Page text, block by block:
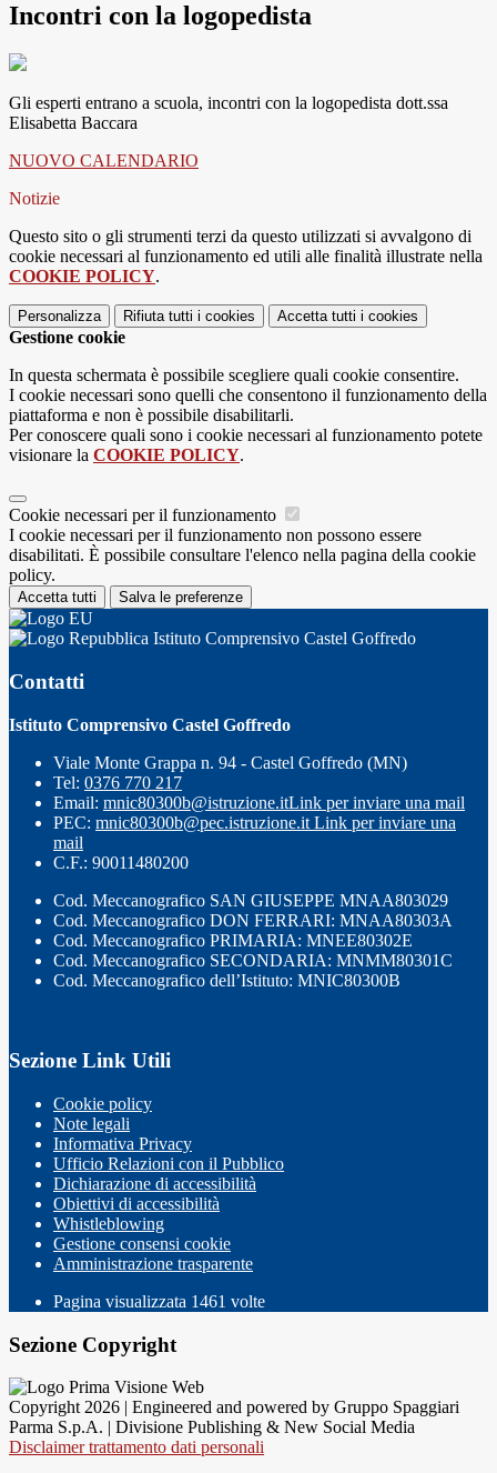
Incontri con la logopedista
Gli esperti entrano a scuola, incontri con la logopedista dott.ssa
Elisabetta Baccara
NUOVO CALENDARIO
Notizie
Questo sito o gli strumenti terzi da questo utilizzati si avvalgono di
cookie necessari al funzionamento ed utili alle finalità illustrate nella
COOKIE POLICY.
Personalizza Rifiuta tutti i cookies Accetta tutti i cookies
Gestione cookie
In questa schermata è possibile scegliere quali cookie consentire.
I cookie necessari sono quelli che consentono il funzionamento della
piattaforma e non è possibile disabilitarli.
Per conoscere quali sono i cookie necessari al funzionamento potete
visionare la COOKIE POLICY.
Cookie necessari per il funzionamento
I cookie necessari per il funzionamento non possono essere
disabilitati. È possibile consultare l'elenco nella pagina della cookie
policy.
Accetta tutti Salva le preferenze
Istituto Comprensivo Castel Goffredo
Contatti
Istituto Comprensivo Castel Goffredo
Viale Monte Grappa n. 94 - Castel Goffredo (MN)
Tel: 0376 770 217
Email: mnic80300b@istruzione.itLink per inviare una mail
PEC: mnic80300b@pec.istruzione.it Link per inviare una
mail
C.F.: 90011480200
Cod. Meccanografico SAN GIUSEPPE MNAA803029
Cod. Meccanografico DON FERRARI: MNAA80303A
Cod. Meccanografico PRIMARIA: MNEE80302E
Cod. Meccanografico SECONDARIA: MNMM80301C
Cod. Meccanografico dell’Istituto: MNIC80300B
Sezione Link Utili
Cookie policy
Note legali
Informativa Privacy
Ufficio Relazioni con il Pubblico
Dichiarazione di accessibilità
Obiettivi di accessibilità
Whistleblowing
Gestione consensi cookie
Amministrazione trasparente
Pagina visualizzata 1461 volte
Sezione Copyright
Copyright 2026 | Engineered and powered by Gruppo Spaggiari
Parma S.p.A. | Divisione Publishing & New Social Media
Disclaimer trattamento dati personali